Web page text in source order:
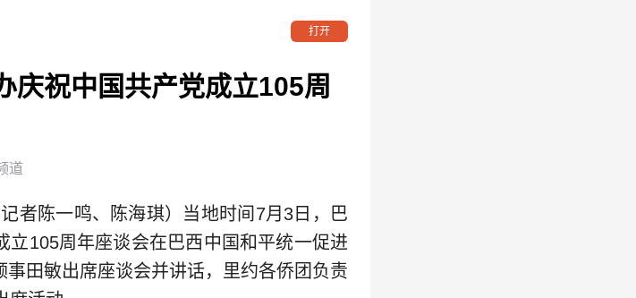
打开
庆祝中国共产党成立105周
道
者陈一鸣、陈海琪）当地时间7月3日，巴
立105周年座谈会在巴西中国和平统一促进
田敏出席座谈会并讲话，里约各侨团负责